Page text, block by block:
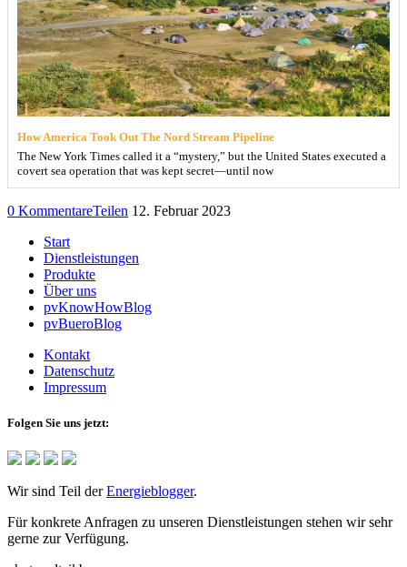
How America Took Out The Nord Stream Pipeline
The New York Times called it a “mystery,” but the United States executed a
covert sea operation that was kept secret—until now
0 KommentareTeilen 12. Februar 2023
Start
Dienstleistungen
Produkte
Über uns
pvKnowHowBlog
pvBueroBlog
Kontakt
Datenschutz
Impressum
Folgen Sie uns jetzt:
Wir sind Teil derEnergieblogger.
Für konkrete Anfragen zu unseren Dienstleistungen stehen wir sehr
gerne zur Verfügung.